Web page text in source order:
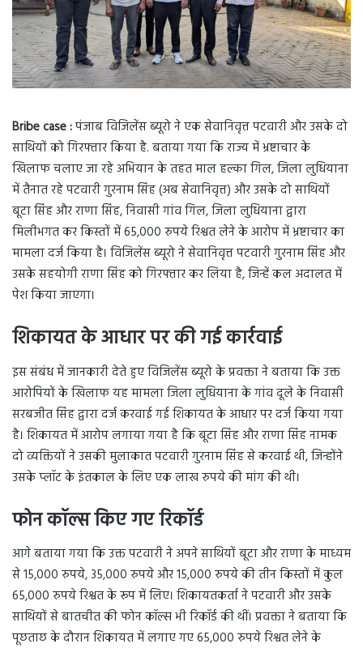
Bribe case :पंजाब विजिलेंस ब्यूरो ने एक सेवानिवृत्त पटवारी और उसके दो
साथियों को गिरफ्तार किया है. बताया गया कि राज्य में भ्रष्टाचार के
खिलाफ चलाए जा रहे अभियान के तहत माल हल्का गिल, जिला लुधियाना
में तैनात रहे पटवारी गुरनाम सिंह (अब सेवानिवृत्त) और उसके दो साथियों
बूटा सिंह और राणा सिंह, निवासी गांव गिल, जिला लुधियाना द्वारा
मिलीभगत कर किस्तों में 65,000 रुपये रिश्वत लेने के आरोप में भ्रष्टाचार का
मामला दर्ज किया है। विजिलेंस ब्यूरो ने सेवानिवृत्त पटवारी गुरनाम सिंह और
उसके सहयोगी राणा सिंह को गिरफ्तार कर लिया है, जिन्हें कल अदालत में
पेश किया जाएगा।
शिकायत के आधार पर की गई कार्रवाई
इस संबंध में जानकारी देते हुए विजिलेंस ब्यूरो के प्रवक्ता ने बताया कि उक्त
आरोपियों के खिलाफ यह मामला जिला लुधियाना के गांव दूले के निवासी
सरबजीत सिंह द्वारा दर्ज करवाई गई शिकायत के आधार पर दर्ज किया गया
है। शिकायत में आरोप लगाया गया है कि बूटा सिंह और राणा सिंह नामक
दो व्यक्तियों ने उसकी मुलाकात पटवारी गुरनाम सिंह से करवाई थी, जिन्होंने
उसके प्लॉट के इंतकाल के लिए एक लाख रुपये की मांग की थी।
फोन कॉल्स किए गए रिकॉर्ड
आगे बताया गया कि उक्त पटवारी ने अपने साथियों बूटा और राणा के माध्यम
से 15,000 रुपये, 35,000 रुपये और 15,000 रुपये की तीन किस्तों में कुल
65,000 रुपये रिश्वत के रूप में लिए। शिकायतकर्ता ने पटवारी और उसके
साथियों से बातचीत की फोन कॉल्स भी रिकॉर्ड की थीं। प्रवक्ता ने बताया कि
पूछताछ के दौरान शिकायत में लगाए गए 65,000 रुपये रिश्वत लेने के